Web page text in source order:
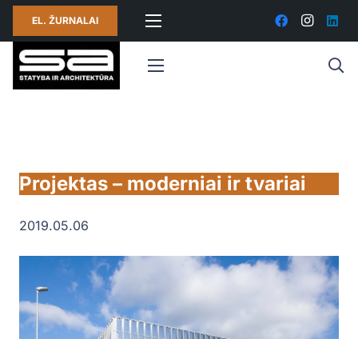
EL. ŽURNALAI
Projektas – moderniai ir tvariai
2019.05.06